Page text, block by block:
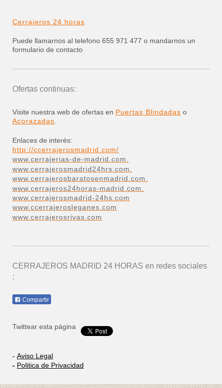
Cerrajeros 24 horas
Puede llamarnos al telefono 655 971 477 o mandarnos un
formulario de contacto
Ofertas continuas:
Visite nuestra web de ofertas en Puertas Blindadas o
Acorazadas
Enlaces de interés:
http://ccerrajerosmadrid.com/
www.cerrajerias-de-madrid.com.
www.cerrajerosmadrid24hrs.com.
www.cerrajerosbaratosenmadrid.com.
www.cerrajeros24horas-madrid.com.
www.cerrajerosmadrid-24hs.com
www.ccerrajerosleganes.com
www.cerrajerosrivas.com
CERRAJEROS MADRID 24 HORAS en redes sociales
:
Compartir
Twittear esta página
- Aviso Legal
- Politica de Privacidad